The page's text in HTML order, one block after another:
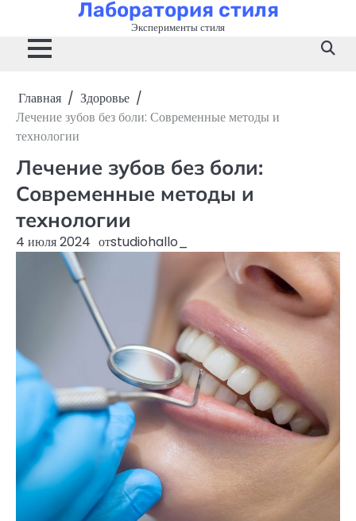
содержимому
Лаборатория стиля
Эксперименты стиля
Главная
Здоровье
Лечение зубов без боли: Современные методы и
технологии
Лечение зубов без боли:
Современные методы и
технологии
4 июля 2024 отstudiohallo_